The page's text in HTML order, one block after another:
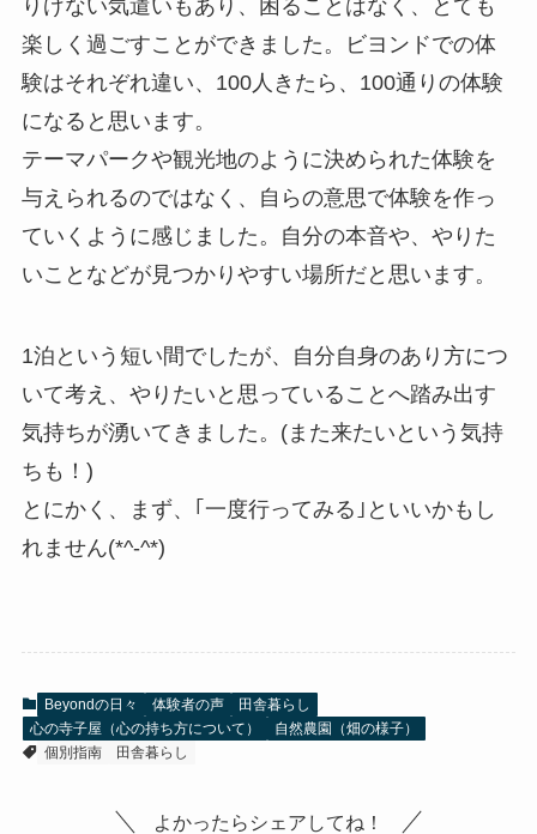
りげない気遣いもあり、困ることはなく、とても
楽しく過ごすことができました。ビヨンドでの体
験はそれぞれ違い、100人きたら、100通りの体験
になると思います。
テーマパークや観光地のように決められた体験を
与えられるのではなく、自らの意思で体験を作っ
ていくように感じました。自分の本音や、やりた
いことなどが見つかりやすい場所だと思います。
1泊という短い間でしたが、自分自身のあり方につ
いて考え、やりたいと思っていることへ踏み出す
気持ちが湧いてきました。(また来たいという気持
ちも！)
とにかく、まず、｢一度行ってみる｣といいかもし
れません(*^-^*)
Beyondの日々 体験者の声
田舎暮らし
心の寺子屋（心の持ち方について）
自然農園（畑の様子）
個別指南
田舎暮らし
よかったらシェアしてね！